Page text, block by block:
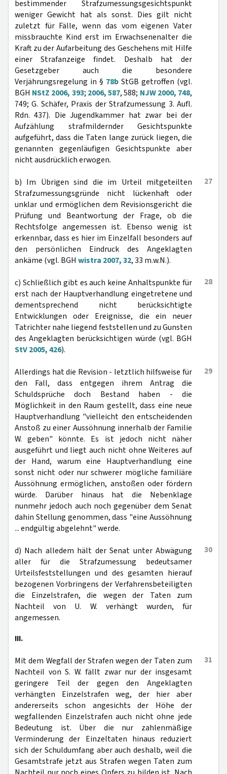
bestimmender Strafzumessungsgesichtspunkt
weniger Gewicht hat als sonst. Dies gilt nicht
zuletzt für Fälle, wenn das vom eigenen Vater
missbrauchte Kind erst im Erwachsenenalter die
Kraft zu der Aufarbeitung des Geschehens mit Hilfe
einer Strafanzeige findet. Deshalb hat der
Gesetzgeber auch die besondere
Verjährungsregelung in § 78b StGB getroffen (vgl.
BGH NStZ 2006, 393; 2006, 587, 588; NJW 2000, 748,
749; G. Schäfer, Praxis der Strafzumessung 3. Aufl.
Rdn. 437). Die Jugendkammer hat zwar bei der
Aufzählung strafmildernder Gesichtspunkte
aufgeführt, dass die Taten lange zurück liegen, die
genannten gegenläufigen Gesichtspunkte aber
nicht ausdrücklich erwogen.
27
b) Im Übrigen sind die im Urteil mitgeteilten
Strafzumessungsgründe nicht lückenhaft oder
unklar und ermöglichen dem Revisionsgericht die
Prüfung und Beantwortung der Frage, ob die
Rechtsfolge angemessen ist. Ebenso wenig ist
erkennbar, dass es hier im Einzelfall besonders auf
den persönlichen Eindruck des Angeklagten
ankäme (vgl. BGH wistra 2007, 32, 33 m.w.N.).
28
c) Schließlich gibt es auch keine Anhaltspunkte für
erst nach der Hauptverhandlung eingetretene und
dementsprechend nicht berücksichtigte
Entwicklungen oder Ereignisse, die ein neuer
Tatrichter nahe liegend feststellen und zu Gunsten
des Angeklagten berücksichtigen würde (vgl. BGH
StV 2005, 426).
29
Allerdings hat die Revision - letztlich hilfsweise für
den Fall, dass entgegen ihrem Antrag die
Schuldsprüche doch Bestand haben - die
Möglichkeit in den Raum gestellt, dass eine neue
Hauptverhandlung "vielleicht den entscheidenden
Anstoß zu einer Aussöhnung innerhalb der Familie
W. geben" könnte. Es ist jedoch nicht näher
ausgeführt und liegt auch nicht ohne Weiteres auf
der Hand, warum eine Hauptverhandlung eine
sonst nicht oder nur schwerer mögliche familiäre
Aussöhnung ermöglichen, anstoßen oder fördern
würde. Darüber hinaus hat die Nebenklage
nunmehr jedoch auch noch gegenüber dem Senat
dahin Stellung genommen, dass "eine Aussöhnung
... endgültig abgelehnt" werde.
30
d) Nach alledem hält der Senat unter Abwägung
aller für die Strafzumessung bedeutsamer
Urteilsfeststellungen und des gesamten hierauf
bezogenen Vorbringens der Verfahrensbeteiligten
die Einzelstrafen, die wegen der Taten zum
Nachteil von U. W. verhängt wurden, für
angemessen.
III.
31
Mit dem Wegfall der Strafen wegen der Taten zum
Nachteil von S. W. fällt zwar nur der insgesamt
geringere Teil der gegen den Angeklagten
verhängten Einzelstrafen weg, der hier aber
andererseits schon angesichts der Höhe der
wegfallenden Einzelstrafen auch nicht ohne jede
Bedeutung ist. Über die nur zahlenmäßige
Verminderung der Einzeltaten hinaus reduziert
sich der Schuldumfang aber auch deshalb, weil die
Gesamtstrafe jetzt aus Strafen wegen Taten zum